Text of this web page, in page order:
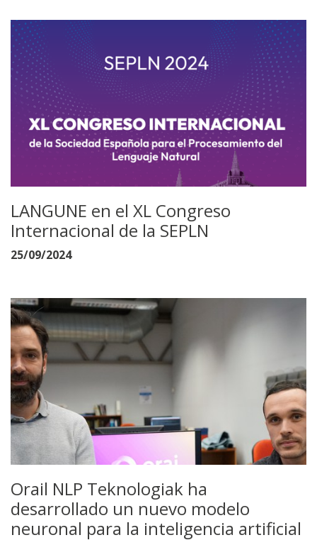
LANGUNE en el XL Congreso
Internacional de la SEPLN
25/09/2024
Orail NLP Teknologiak ha
desarrollado un nuevo modelo
neuronal para la inteligencia artificial